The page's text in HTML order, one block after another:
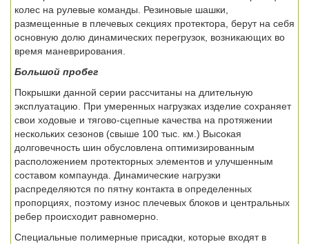
колес на рулевые команды. Резиновые шашки,
размещенные в плечевых секциях протектора, берут на себя
основную долю динамических перегрузок, возникающих во
время маневрирования.
Большой пробег
Покрышки данной серии рассчитаны на длительную
эксплуатацию. При умеренных нагрузках изделие сохраняет
свои ходовые и тягово-сцепные качества на протяжении
нескольких сезонов (свыше 100 тыс. км.) Высокая
долговечность шин обусловлена оптимизированным
расположением протекторных элементов и улучшенным
составом компаунда. Динамические нагрузки
распределяются по пятну контакта в определенных
пропорциях, поэтому износ плечевых блоков и центральных
ребер происходит равномерно.
Специальные полимерные присадки, которые входят в